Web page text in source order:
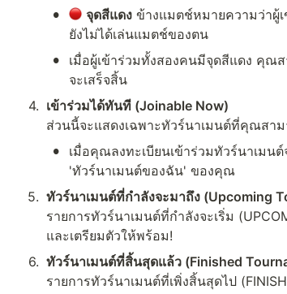
• จุดสีแดง ข้างแมตช์หมายความว่าผู้
ยังไม่ได้เล่นแมตช์ของตน
•
เมื่อผู้เข้าร่วมทั้งสองคนมีจุดสีแดง คุ
จะเสร็จสิ้น
4. เข้าร่วมได้ทันที (Joinable Now)
ส่วนนี้จะแสดงเฉพาะทัวร์นาเมนต์ที่คุณสา
•
เมื่อคุณลงทะเบียนเข้าร่วมทัวร์นาเมน
'ทัวร์นาเมนต์ของฉัน' ของคุณ
5. ทัวร์นาเมนต์ที่กำลังจะมาถึง (Upcoming
รายการทัวร์นาเมนต์ที่กำลังจะเริ่ม
และเตรียมตัวให้พร้อม!
6. ทัวร์นาเมนต์ที่สิ้นสุดแล้ว (Finished
รายการทัวร์นาเมนต์ที่เพิ่งสิ้นสุดไป